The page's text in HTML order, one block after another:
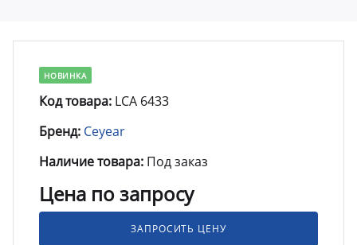
интеграционные
ЭМС
по ТЗ заказчика
оборудования
НОВИНКА
Код товара: LCA 6433
Бренд: Ceyear
Наличие товара: Под заказ
Цена по запросу
ЗАПРОСИТЬ ЦЕНУ